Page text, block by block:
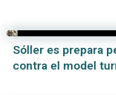
Sóller es prepara
contra el model